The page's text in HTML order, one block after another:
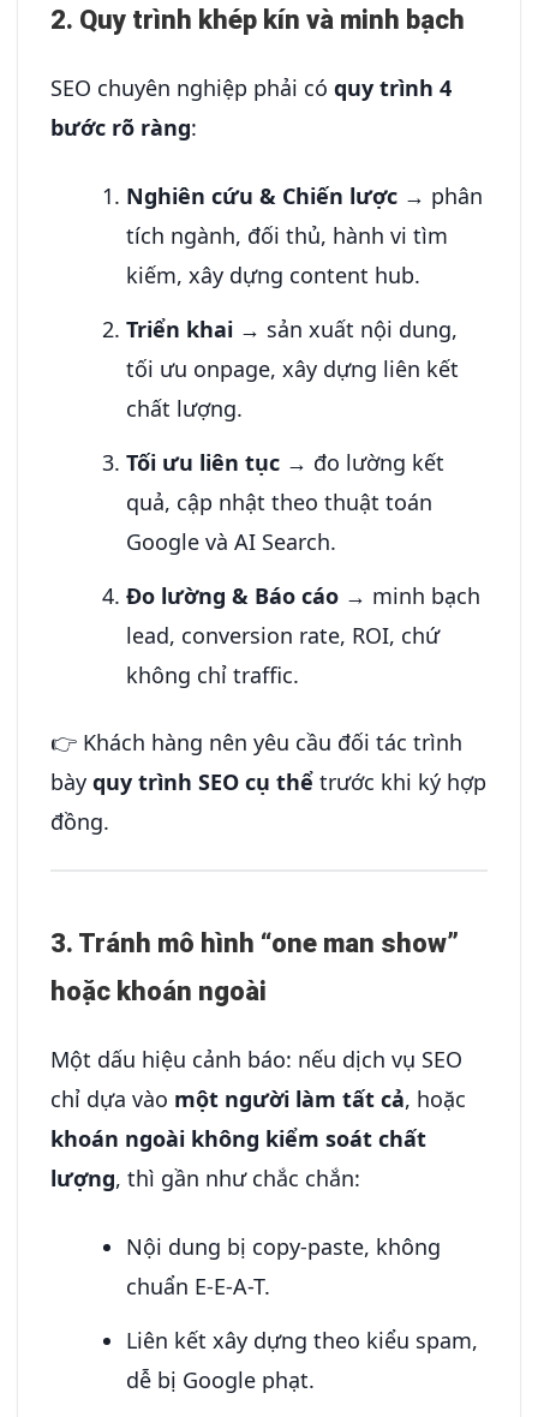
2. Quy trình khép kín và minh bạch
SEO chuyên nghiệp phải có quy trình 4
bước rõ ràng:
Nghiên cứu & Chiến lược → phân
tích ngành, đối thủ, hành vi tìm
kiếm, xây dựng content hub.
Triển khai → sản xuất nội dung,
tối ưu onpage, xây dựng liên kết
chất lượng.
Tối ưu liên tục → đo lường kết
quả, cập nhật theo thuật toán
Google và AI Search.
Đo lường & Báo cáo → minh bạch
lead, conversion rate, ROI, chứ
không chỉ traffic.
👉 Khách hàng nên yêu cầu đối tác trình
bày quy trình SEO cụ thể trước khi ký hợp
đồng.
3. Tránh mô hình “one man show”
hoặc khoán ngoài
Một dấu hiệu cảnh báo: nếu dịch vụ SEO
chỉ dựa vào một người làm tất cả, hoặc
khoán ngoài không kiểm soát chất
lượng, thì gần như chắc chắn:
Nội dung bị copy-paste, không
chuẩn E-E-A-T.
Liên kết xây dựng theo kiểu spam,
dễ bị Google phạt.